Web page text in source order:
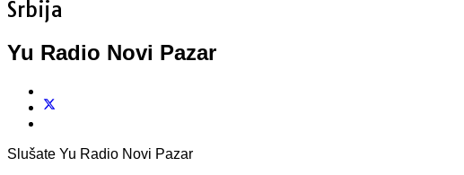
Srbija
Yu Radio Novi Pazar
Slušate Yu Radio Novi Pazar